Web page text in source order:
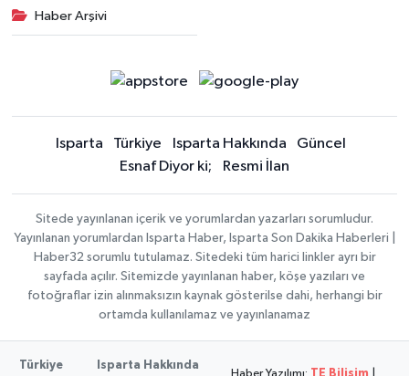
Haber Arşivi
Isparta Türkiye Isparta Hakkında
Güncel
Esnaf Diyor ki;
Resmi İlan
Sitede yayınlanan içerik ve yorumlardan yazarları sorumludur.
Yayınlanan yorumlardan Isparta Haber, Isparta Son Dakika Haberleri |
Haber32 sorumlu tutulamaz. Sitedeki tüm harici linkler ayrı bir
sayfada açılır. Sitemizde yayınlanan haber, köşe yazıları ve
fotoğraflar izin alınmaksızın kaynak gösterilse dahi, herhangi bir
ortamda kullanılamaz ve yayınlanamaz
Türkiye Isparta Hakkında
Haber Yazılımı: TE Bilişim